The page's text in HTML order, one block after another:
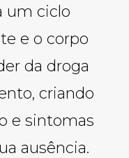
um ciclo
e o corpo
da droga
criando
e sintomas
ausência.